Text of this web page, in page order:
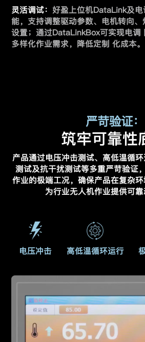
灵活调试：好盈上位机DataLink及
能，支持调整驱动参数、电机转向
设置；通过DataLinkBox可实现电调
多样化作业需求，降低定制 化成本。
严苛验证：
筑牢可靠性
产品通过电压冲击测试、高低温循
测试及抗干扰测试等多重严苛验证
作业的极端工况，确保产品在复杂环
为行业无人机作业提供可靠
电压冲击 高低温循环运行